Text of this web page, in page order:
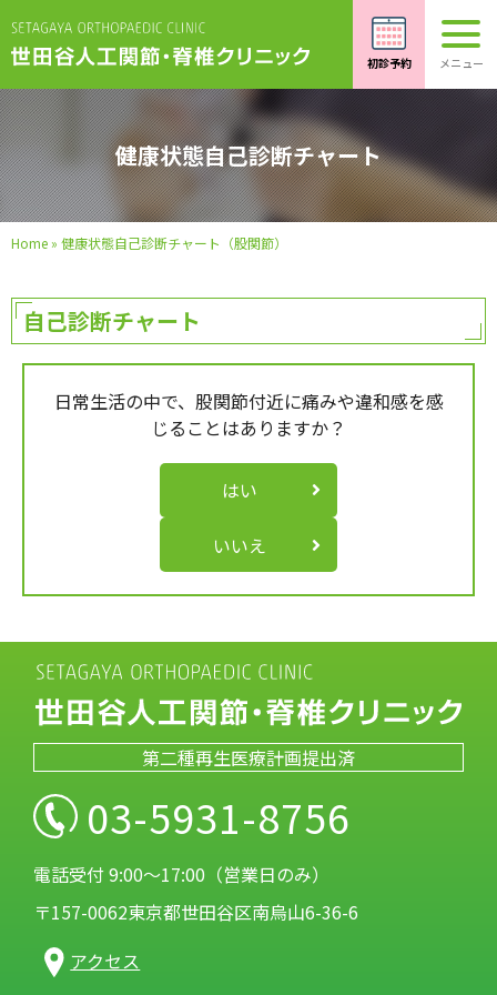
健康状態自己診断チャート
Home» 健康状態自己診断チャート（股関節）
自己診断チャート
日常生活の中で、股関節付近に痛みや違和感を感
じることはありますか？
はい
いいえ
第二種再生医療計画提出済
03-5931-8756
電話受付 9:00～17:00（営業日のみ）
〒157-0062東京都世田谷区南烏山6-36-6
アクセス